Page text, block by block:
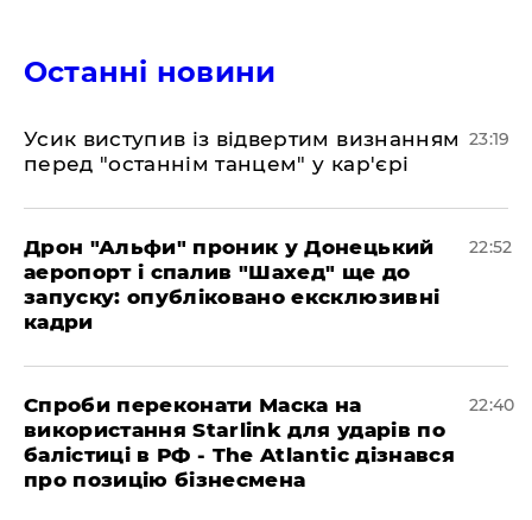
Останні новини
​Усик виступив із відвертим визнанням
перед "останнім танцем" у кар'єрі
23:19
​Дрон "Альфи" проник у Донецький
аеропорт і спалив "Шахед" ще до
запуску: опубліковано ексклюзивні
кадри
22:52
​Спроби переконати Маска на
використання Starlink для ударів по
балістиці в РФ - The Atlantic дізнався
про позицію бізнесмена
22:40